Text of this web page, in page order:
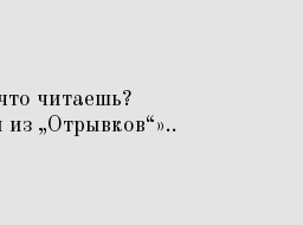
читаешь?
из „Отрывков“»..